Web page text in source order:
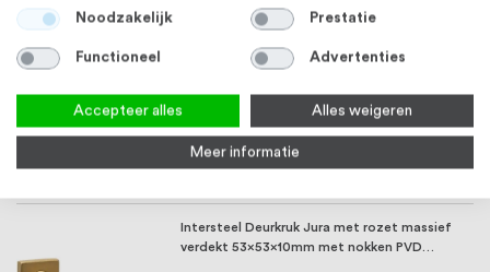
Bekijk product
Intersteel Deurkruk Amsterdam met rozet
Bekijk product
Intersteel Deurkruk Jura met rozet massief
verdekt 53x53x10mm met nokken PVD
Noodzakelijk Prestatie
Functioneel Advertenties
Accepteer alles Alles weigeren
Meer informatie